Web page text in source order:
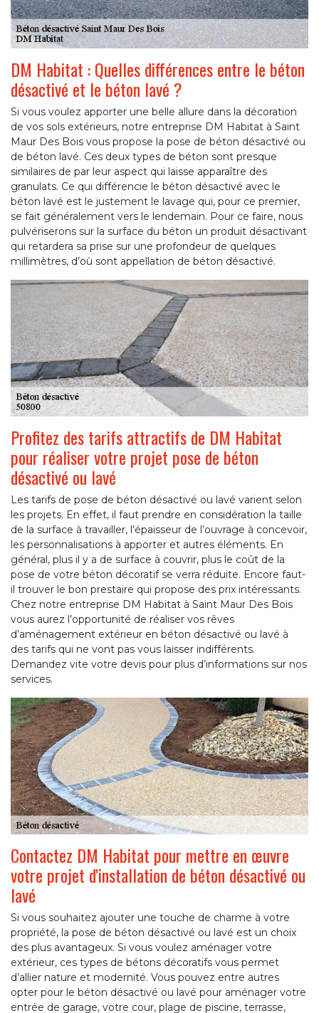
DM Habitat : Quelles différences entre le béton
désactivé et le béton lavé ?
Si vous voulez apporter une belle allure dans la décoration
de vos sols extérieurs, notre entreprise DM Habitat à Saint
Maur Des Bois vous propose la pose de béton désactivé ou
de béton lavé. Ces deux types de béton sont presque
similaires de par leur aspect qui laisse apparaître des
granulats. Ce qui différencie le béton désactivé avec le
béton lavé est le justement le lavage qui, pour ce premier,
se fait généralement vers le lendemain. Pour ce faire, nous
pulvériserons sur la surface du béton un produit désactivant
qui retardera sa prise sur une profondeur de quelques
millimètres, d’où sont appellation de béton désactivé.
Profitez des tarifs attractifs de DM Habitat
pour réaliser votre projet pose de béton
désactivé ou lavé
Les tarifs de pose de béton désactivé ou lavé varient selon
les projets. En effet, il faut prendre en considération la taille
de la surface à travailler, l’épaisseur de l’ouvrage à concevoir,
les personnalisations à apporter et autres éléments. En
général, plus il y a de surface à couvrir, plus le coût de la
pose de votre béton décoratif se verra réduite. Encore faut-
il trouver le bon prestaire qui propose des prix intéressants.
Chez notre entreprise DM Habitat à Saint Maur Des Bois
vous aurez l’opportunité de réaliser vos rêves
d’aménagement extérieur en béton désactivé ou lavé à
des tarifs qui ne vont pas vous laisser indifférents.
Demandez vite votre devis pour plus d’informations sur nos
services.
Contactez DM Habitat pour mettre en œuvre
votre projet d'installation de béton désactivé ou
lavé
Si vous souhaitez ajouter une touche de charme à votre
propriété, la pose de béton désactivé ou lavé est un choix
des plus avantageux. Si vous voulez aménager votre
extérieur, ces types de bétons décoratifs vous permet
d’allier nature et modernité. Vous pouvez entre autres
opter pour le béton désactivé ou lavé pour aménager votre
entrée de garage, votre cour, plage de piscine, terrasse,